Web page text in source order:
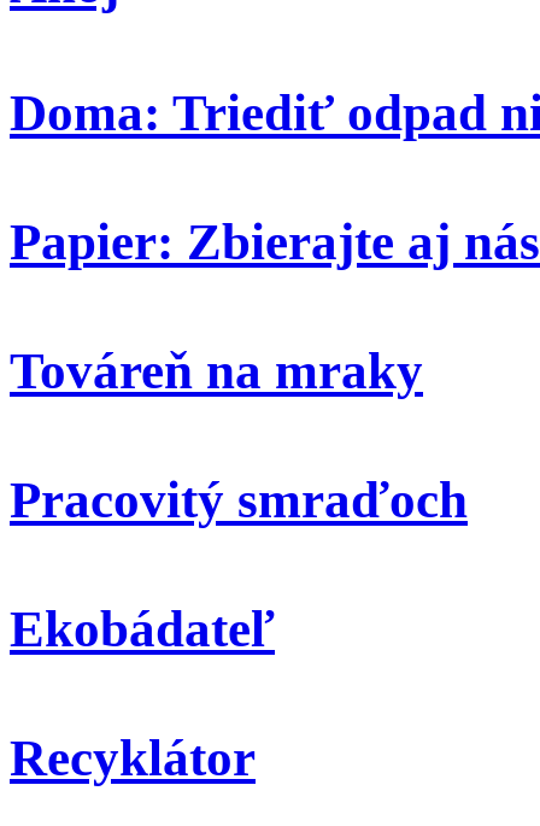
Doma: Triediť odpad
Papier: Zbierajte aj
Továreň na mraky
Pracovitý smraďoch
Ekobádateľ
Recyklátor